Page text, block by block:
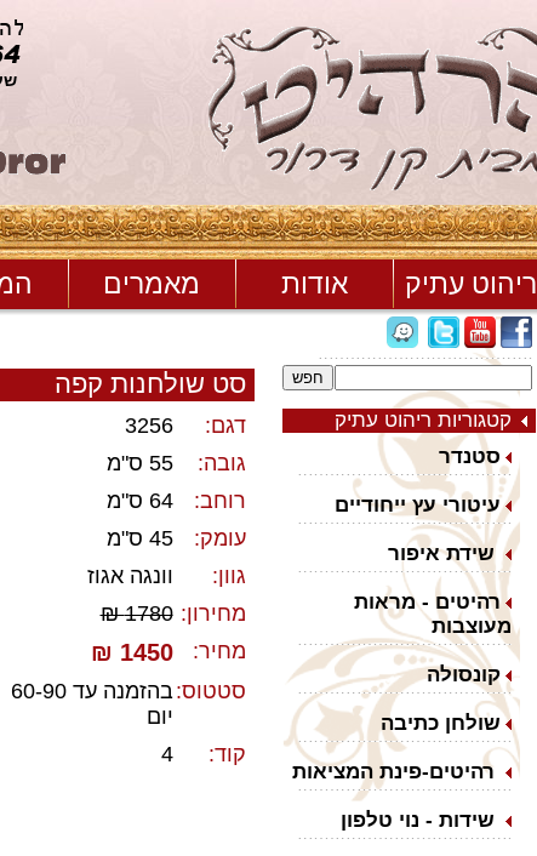
ריהוט עתיק אודות מאמרים
חפש
קטגוריות ריהוט עתיק
סטנדר
עיטורי עץ ייחודיים
שידת איפור
רהיטים - מראות
מעוצבות
קונסולה
שולחן כתיבה
רהיטים-פינת המציאות
שידות - נוי טלפון
סט שולחנות קפה
דגם:
3256
גובה:
55 ס"מ
רוחב:
64 ס"מ
עומק:
45 ס"מ
גוון:
וונגה אגוז
מחירון: 1780 ₪
מחיר:
1450 ₪
סטטוס:
בהזמנה עד 60-90
יום
קוד:
4